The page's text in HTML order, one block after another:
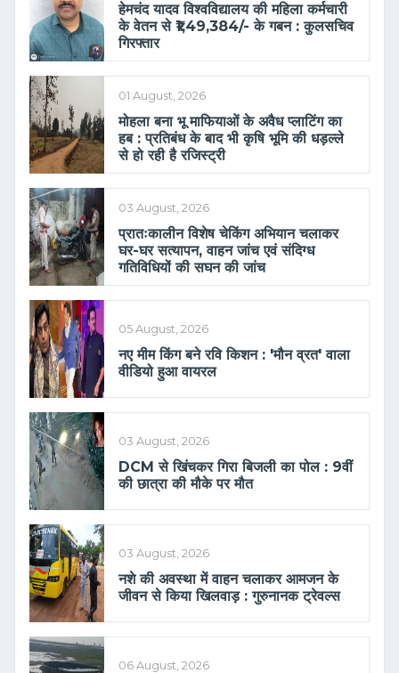
हेमचंद यादव विश्वविद्यालय की महिला कर्मचारी
के वेतन से ₹1,49,384/- के गबन : कुलसचिव
गिरफ्तार
01 August, 2026
मोहला बना भू माफियाओं के अवैध प्लाटिंग का
हब : प्रतिबंध के बाद भी कृषि भूमि की धड़ल्ले
से हो रही है रजिस्ट्री
03 August, 2026
प्रातःकालीन विशेष चेकिंग अभियान चलाकर
घर-घर सत्यापन, वाहन जांच एवं संदिग्ध
गतिविधियों की सघन की जांच
05 August, 2026
नए मीम किंग बने रवि किशन : 'मौन व्रत' वाला
वीडियो हुआ वायरल
03 August, 2026
DCM से खिंचकर गिरा बिजली का पोल : 9वीं
की छात्रा की मौके पर मौत
03 August, 2026
नशे की अवस्था में वाहन चलाकर आमजन के
जीवन से किया खिलवाड़ : गुरुनानक ट्रेवल्स
06 August, 2026